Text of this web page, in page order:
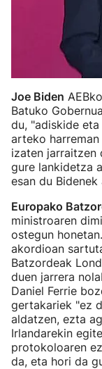
Joe Biden
Batuko
du, "adiskide
arteko
izaten jarraitzen
gure lankidetza
esan du
Europako
ministroaren
ostegun
akordioan
Batzordeak
duen jarrera
Daniel Ferrie
gertakariek "ez
aldatzen, ezta
Irlandarekin
protokoloaren
da, eta hori da